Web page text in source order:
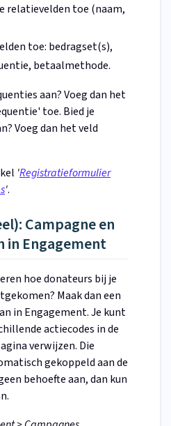
relatievelden toe (naam,
toe: bedragset(s),
betaalmethode.
aan? Voeg dan het
toe. Bied je
Voeg dan het veld
'Registratieformulier
'.
Campagne en
in Engagement
hoe donateurs bij je
Maak dan een
in Engagement. Je kunt
actiecodes in de
verwijzen. Die
gekoppeld aan de
behoefte aan, dan kun